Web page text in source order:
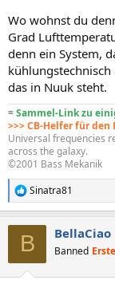
Wo wohnst du
Grad
denn ein System,
das in Nuuk steht.
=Sammel-Link zu
>>> CB-Helfer für
Universal frequencies
across the galaxy.
©2001 Bass Mekanik
R
e
Sinatra81
B BellaCiao
Banned